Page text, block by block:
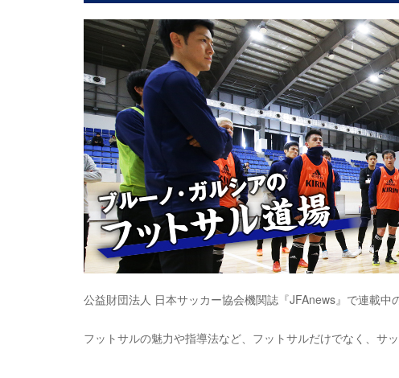
公益財団法人 日本サッカー協会機関誌『JFAnews』で連載中
フットサルの魅力や指導法など、フットサルだけでなく、サ